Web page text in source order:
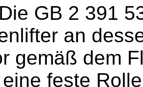
Die GB 2 391
an
gemäß dem
feste